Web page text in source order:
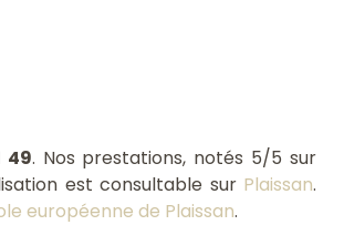
49. Nos prestations, notés 5/5 sur
est consultable sur Plaissan.
européenne de Plaissan.